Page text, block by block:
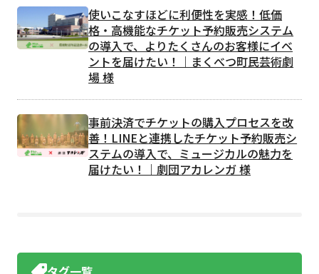
使いこなすほどに利便性を実感！低価
格・高機能なチケット予約販売システム
の導入で、よりたくさんのお客様にイベ
ントを届けたい！｜まくべつ町民芸術劇
場 様
事前決済でチケットの購入プロセスを改
善！LINEと連携したチケット予約販売シ
ステムの導入で、ミュージカルの魅力を
届けたい！｜劇団アカレンガ 様